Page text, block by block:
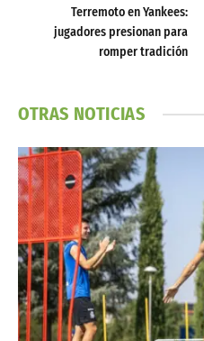
Terremoto en Yankees:
jugadores presionan para
romper tradición
OTRAS NOTICIAS